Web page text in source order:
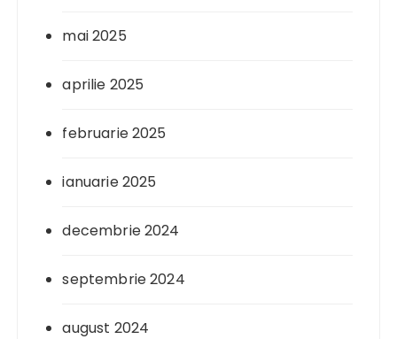
mai 2025
aprilie 2025
februarie 2025
ianuarie 2025
decembrie 2024
septembrie 2024
august 2024